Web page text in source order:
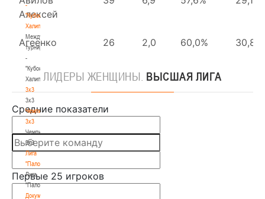
-
"Кубок
Халипского"
Международный
турнир
-
"Кубок
Халипского"
3x3
3x3
Чемпионат
3х3
Чемпионат
3х3
Лига
"Палова"
Лига
"Палова"
Документы
ЛИДЕРЫ ЖЕНЩИНЫ. ВЫСШАЯ ЛИГА